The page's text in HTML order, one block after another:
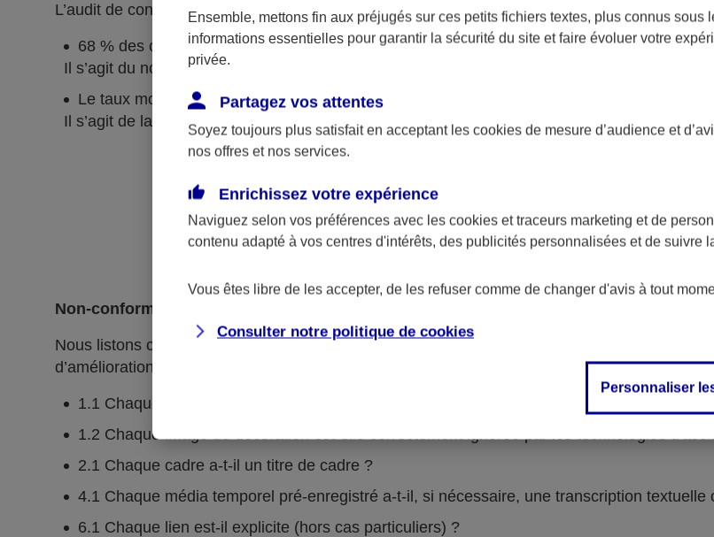
L’audit de conformité réalisé parKoenarévèle que :
68 % des critères RGAA sont respectés.
Il s’agit du nombre de critères pleinement respectés sur la totalité des pages de l’échantillon.
Le taux moyen de conformité du service en ligne s’élève à 69 %.
Il s’agit de la moyenne du score de conformité obtenu sur chacune des pages de
Contenus non-
Non-conformités
Nous listons ci-dessous l’ensemble des critères non-conformes. Pour le détail, se reporter à
d’amélioration continue.
1.1 Chaque image porteuse d'information a-t-elle une alternative textuelle ?
1.2 Chaque image de décoration est-elle correctement ignorée par les technologies
2.1 Chaque cadre a-t-il un titre de cadre ?
4.1 Chaque média temporel pré-enregistré a-t-il, si nécessaire, une transcription
6.1 Chaque lien est-il explicite (hors cas particuliers) ?
Ensemble, mettons fin aux préjugés sur ces petits fichiers textes, plus connus sous
informations essentielles pour garantir la sécurité du site et faire évoluer votre
privée.
Partagez vos attentes
Soyez toujours plus satisfait en acceptant les cookies de mesure d’audience et
nos offres et nos services.
Enrichissez votre expérience
Naviguez selon vos préférences avec les cookies et traceurs marketing et de
contenu adapté à vos centres d'intérêts, des publicités personnalisées et de suivre
Vous êtes libre de les accepter, de les refuser comme de changer d'avis à tout
Consulter notre politique de cookies
Personnaliser